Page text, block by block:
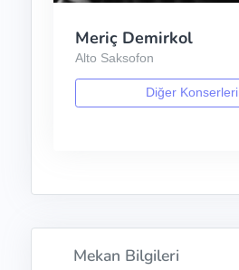
Meriç Demirkol
Alto Saksofon
Diğer Konserleri
Mekan Bilgileri